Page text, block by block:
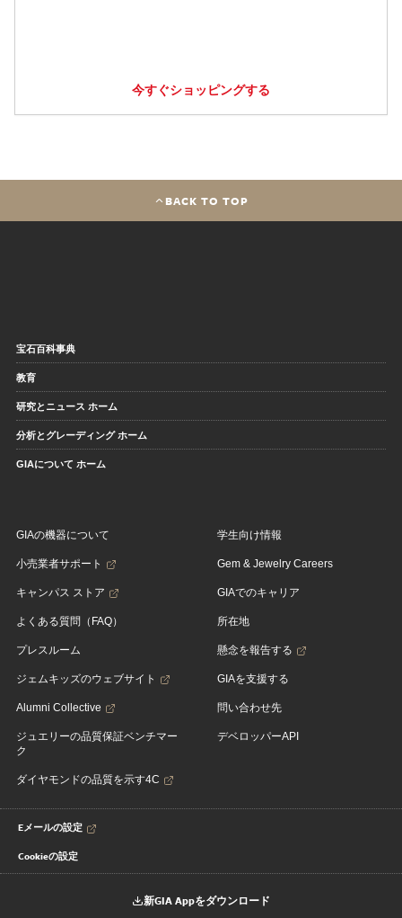
今すぐショッピングする
BACK TO TOP
宝石百科事典
教育
研究とニュース ホーム
分析とグレーディング ホーム
GIAについて ホーム
GIAの機器について
小売業者サポート
キャンパス ストア
よくある質問（FAQ）
プレスルーム
ジェムキッズのウェブサイト
Alumni Collective
ジュエリーの品質保証ベンチマー
ク
ダイヤモンドの品質を示す4C
学生向け情報
Gem & Jewelry Careers
GIAでのキャリア
所在地
懸念を報告する
GIAを支援する
問い合わせ先
デベロッパーAPI
Eメールの設定
Cookieの設定
新GIA Appをダウンロード